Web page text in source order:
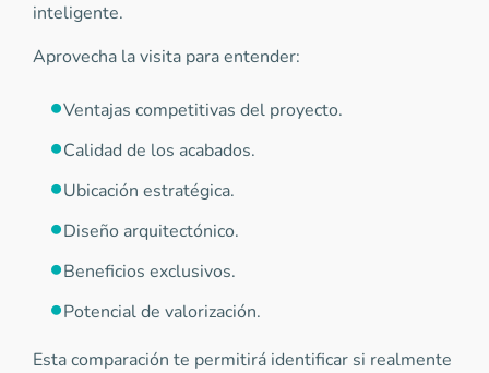
inteligente.
Aprovecha la visita para entender:
Ventajas competitivas del proyecto.
Calidad de los acabados.
Ubicación estratégica.
Diseño arquitectónico.
Beneficios exclusivos.
Potencial de valorización.
Esta comparación te permitirá identificar si realmente